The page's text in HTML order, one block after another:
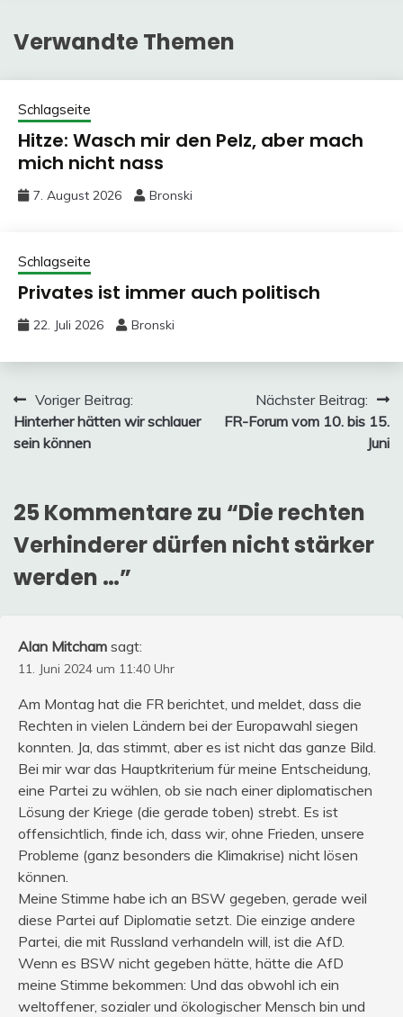
Verwandte Themen
Schlagseite
Hitze: Wasch mir den Pelz, aber mach
mich nicht nass
7. August 2026 Bronski
Schlagseite
Privates ist immer auch politisch
22. Juli 2026 Bronski
Beitragsnavigation
Voriger Beitrag:
Hinterher hätten wir schlauer
sein können
Nächster Beitrag:
FR-Forum vom 10. bis 15.
Juni
25 Kommentare zu “Die rechten
Verhinderer dürfen nicht stärker
werden …”
Alan Mitcham sagt:
11. Juni 2024 um 11:40 Uhr
Am Montag hat die FR berichtet, und meldet, dass die
Rechten in vielen Ländern bei der Europawahl siegen
konnten. Ja, das stimmt, aber es ist nicht das ganze Bild.
Bei mir war das Hauptkriterium für meine Entscheidung,
eine Partei zu wählen, ob sie nach einer diplomatischen
Lösung der Kriege (die gerade toben) strebt. Es ist
offensichtlich, finde ich, dass wir, ohne Frieden, unsere
Probleme (ganz besonders die Klimakrise) nicht lösen
können.
Meine Stimme habe ich an BSW gegeben, gerade weil
diese Partei auf Diplomatie setzt. Die einzige andere
Partei, die mit Russland verhandeln will, ist die AfD.
Wenn es BSW nicht gegeben hätte, hätte die AfD
meine Stimme bekommen: Und das obwohl ich ein
weltoffener, sozialer und ökologischer Mensch bin und